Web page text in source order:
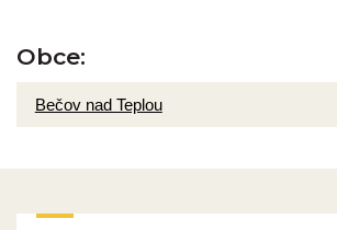
Obce:
Bečov nad Teplou